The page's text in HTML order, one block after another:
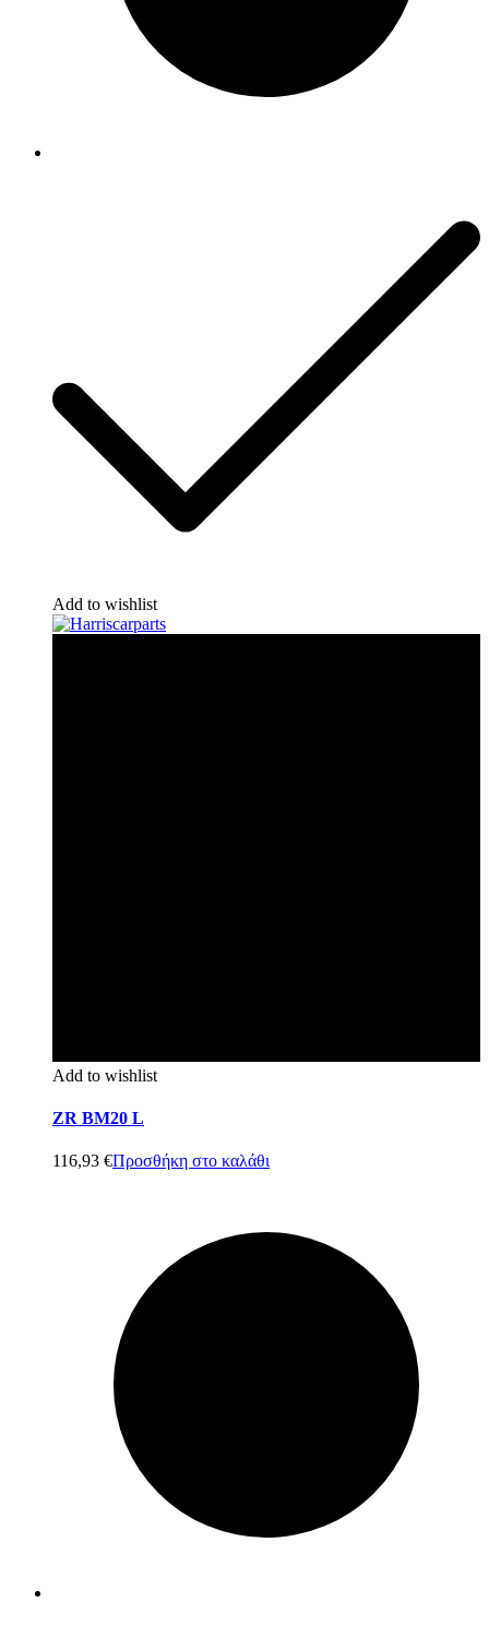
Add to wishlist
Add to wishlist
ZR BM20 L
116,93 €Προσθήκη στο καλάθι